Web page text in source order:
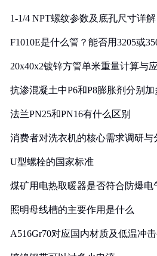
1-1/4 NPT螺纹参数及底孔尺寸详解
F1010E是什么管？能否用3205或
20x40x2镀锌方管单米重量计算与
抗渗混凝土中P6和P8膨胀剂分别加
法兰PN25和PN16有什么区别
消费者对洗衣机的核心需求调研与
U型螺栓的国家标准
煤矿用电热取暖器是否符合防爆电
照明母线槽的主要作用是什么
A516Gr70对应国内材质及低温冲